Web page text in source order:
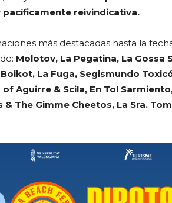
pacíficamente reivindicativa.
más destacadas hasta la
Molotov, La Pegatina, La Gossa
La Fuga, Segismundo
of Aguirre & Scila, En Tol
& The Gimme Cheetos, La Sra.